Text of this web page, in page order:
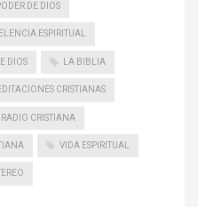
DE DIOS
ESPIRITUAL
DIOS LA BIBLIA
CRISTIANAS
RADIO CRISTIANA
VIDA ESPIRITUAL